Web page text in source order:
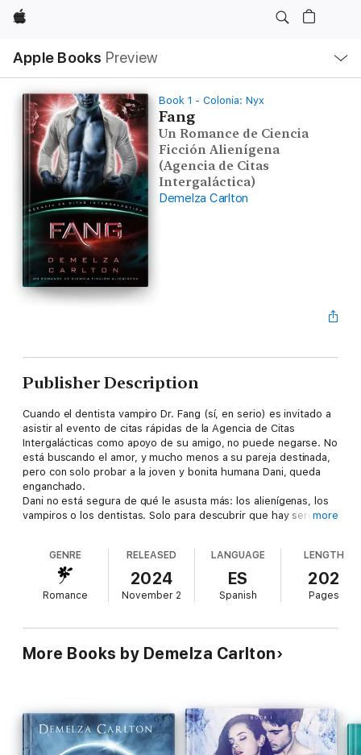
Apple
Apple Books Preview
Nav
Open
Menu
Book 1 - Colonia: Nyx
Fang
Un Romance de Ciencia
Ficción Alienígena
(Agencia de Citas
Intergaláctica)
Demelza Carlton
Publisher Description
Cuando el dentista vampiro Dr. Fang (sí, en serio) es invitado a
asistir al evento de citas rápidas de la Agencia de Citas
Intergalácticas como apoyo de su amigo, no puede negarse. No
está buscando el amor, y mucho menos a su pareja destinada,
pero con solo probar a la joven y bonita humana Dani, queda
enganchado.
Dani no está segura de qué le asusta más: los alienígenas, los
vampiros o los dentistas. Solo para descubrir que hay seres
que necesita ahora mismo. Tal vez incluso para siempre...
more
GENRE
Romance
RELEASED
2024
November 2
LANGUAGE
ES
Spanish
LENGTH
202
Pages
More Books by Demelza Carlton